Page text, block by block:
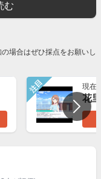
む
場合はぜひ採点をお願いし
注目 現在
花